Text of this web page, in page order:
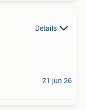
Details
21 jun 26